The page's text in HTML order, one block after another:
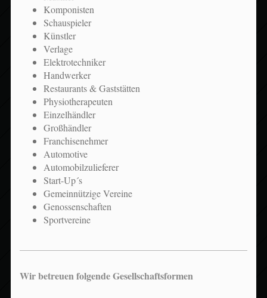
Komponisten
Schauspieler
Künstler
Verlage
Elektrotechniker
Handwerker
Restaurants & Gaststätten
Physiotherapeuten
Einzelhändler
Großhändler
Franchisenehmer
Automotive
Automobilzulieferer
Start-Up´s
Gemeinnützige Vereine
Genossenschaften
Sportvereine
Wir betreuen folgende Gesellschaftsformen